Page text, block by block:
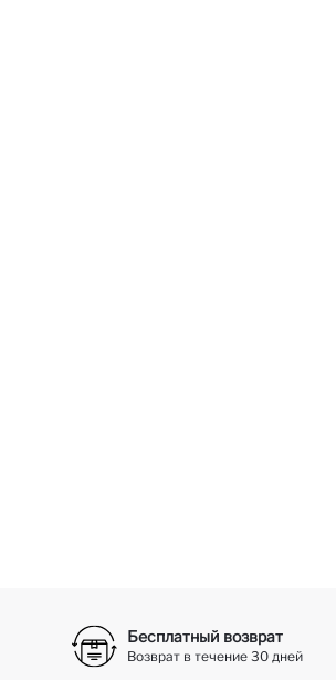
Бесплатный возврат
Возврат в течение 30 дней